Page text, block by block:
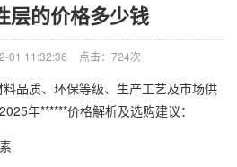
层的价格多少钱
01 11:32:36 点击：724次
品质、环保等级、生产工艺及市场供
年******价格解析及选购建议：